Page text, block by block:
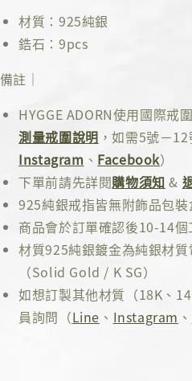
材質：925純銀
鋯石：9pcs
註｜
HYGGE ADORN使用國際戒
測量戒圍說明 ，如需5號－
Instagram 、 Facebook）
下單前請先詳閱購物須知 &
925純銀戒指皆無附飾品包
商品會於訂單確認後10-14
材質925純銀鍍金為純銀材
（Solid Gold / K SG）
如想訂製其他材質（18K、
員詢問（Line 、 Instagram 、